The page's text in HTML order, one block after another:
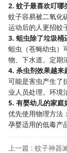
2. 蚊子最喜欢叮哪
蚊子容易被二氧化
运动后的人更招蚊
3. 蛆虫除了垃圾桶
蛆虫（苍蝇幼虫）
物、下水道。定期
4. 杀虫剂效果越来
可能是害虫产生了
业人员处理。环境
5. 有婴幼儿的家庭
优先使用物理方法
孕婴适用的低毒产
上一篇 : 蚊子神器